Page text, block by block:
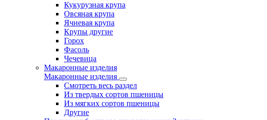
Кукурузная крупа
Овсяная крупа
Ячневая крупа
Крупы другие
Горох
Фасоль
Чечевица
Макаронные изделия
Макаронные изделия
Смотреть весь раздел
Из твердых сортов пшеницы
Из мягких сортов пшеницы
Другие